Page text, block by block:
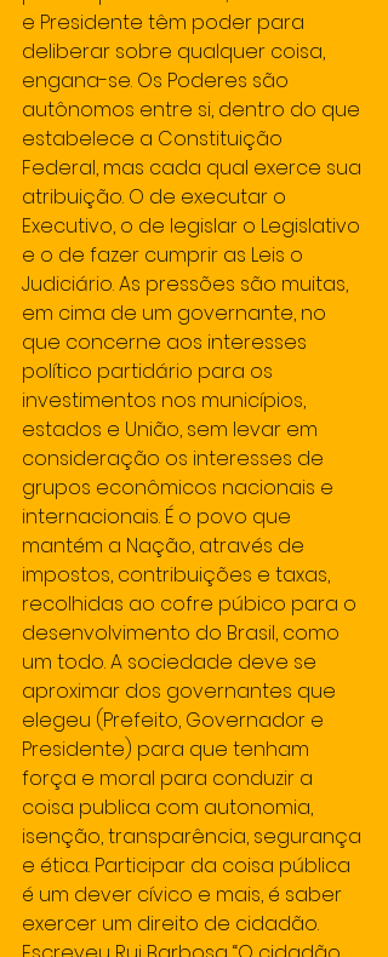
e Presidente têm poder para
deliberar sobre qualquer coisa,
engana-se. Os Poderes são
autônomos entre si, dentro do que
estabelece a Constituição
Federal, mas cada qual exerce sua
atribuição. O de executar o
Executivo, o de legislar o Legislativo
e o de fazer cumprir as Leis o
Judiciário. As pressões são muitas,
em cima de um governante, no
que concerne aos interesses
político partidário para os
investimentos nos municípios,
estados e União, sem levar em
consideração os interesses de
grupos econômicos nacionais e
internacionais. É o povo que
mantém a Nação, através de
impostos, contribuições e taxas,
recolhidas ao cofre púbico para o
desenvolvimento do Brasil, como
um todo. A sociedade deve se
aproximar dos governantes que
elegeu (Prefeito, Governador e
Presidente) para que tenham
força e moral para conduzir a
coisa publica com autonomia,
isenção, transparência, segurança
e ética. Participar da coisa pública
é um dever cívico e mais, é saber
exercer um direito de cidadão.